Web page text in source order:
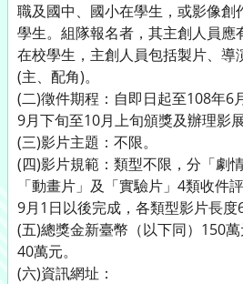
職及國中、國小在學生，或影像創
學生。組隊報名者，其主創人員應
在校學生，主創人員包括製片、導
(主、配角)。
(二)徵件期程：自即日起至108年6
9月下旬至10月上旬頒獎及辦理影展
(三)影片主題：不限。
(四)影片規範：類型不限，分「劇
「動畫片」及「實驗片」4類收件
9月1日以後完成，各類型影片長度
(五)總獎金新臺幣（以下同）150
40萬元。
(六)資訊網址：